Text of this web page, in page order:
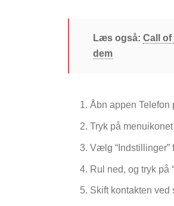
Læs også: Call of
dem
Åbn appen Telefon
Tryk på
Vælg “Indstillinger”
Rul ned, og tryk på
Skift kontakten ved